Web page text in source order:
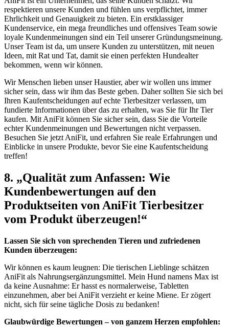
respektieren unsere⁤ Kunden und fühlen uns‍ verpflichtet,‌ immer
Ehrlichkeit und Genauigkeit⁢ zu bieten. Ein erstklassiger
Kundenservice, ein mega freundliches und offensives⁣ Team ⁤sowie
loyale Kundenmeinungen sind⁣ ein Teil unserer Gründungsmeinung.
Unser​ Team ist da, um unsere ‌Kunden zu unterstützen, mit neuen
Ideen, mit Rat und Tat, damit sie einen ⁣perfekten Hundealter
bekommen, wenn wir können.
Wir Menschen​ lieben unser Haustier, aber wir wollen uns immer
sicher sein, dass wir ihm das Beste geben. Daher sollten Sie sich bei
Ihren⁢ Kaufentscheidungen auf echte Tierbesitzer verlassen, um
fundierte‌ Informationen über ⁢das zu erhalten, was Sie ​für⁢ Ihr Tier
kaufen. Mit‍ AniFit⁤ können ⁣Sie ​sicher sein, dass Sie die Vorteile
echter Kundenmeinungen und Bewertungen nicht verpassen.
Besuchen Sie jetzt AniFit, und erfahren Sie reale Erfahrungen⁣ und
Einblicke in​ unsere Produkte,‍ bevor⁣ Sie eine Kaufentscheidung
treffen!
8. „Qualität zum Anfassen: Wie
Kundenbewertungen auf ​den
Produktseiten von AniFit Tierbesitzer
‍vom Produkt überzeugen!“
Lassen Sie ​sich von sprechenden Tieren‌ und zufriedenen
Kunden überzeugen:
Wir können es kaum ⁣leugnen: Die tierischen‍ Lieblinge schätzen
AniFit als Nahrungsergänzungsmittel. Mein​ Hund namens Max ist
da keine Ausnahme: Er hasst es normalerweise, Tabletten
einzunehmen, aber bei AniFit verzieht er keine Miene. Er ⁢zögert
nicht, sich für seine tägliche Dosis zu bedanken!
Glaubwürdige Bewertungen⁤ – ‍von ganzem Herzen empfohlen: